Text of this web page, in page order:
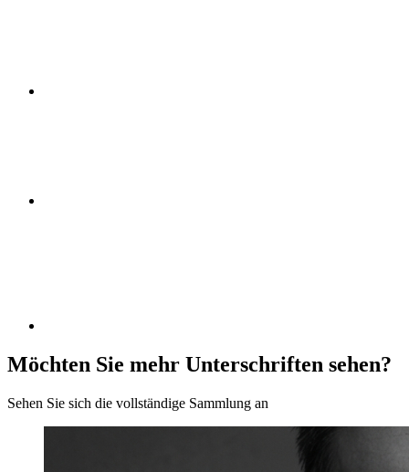
Möchten Sie mehr Unterschriften sehen?
Sehen Sie sich die vollständige Sammlung an